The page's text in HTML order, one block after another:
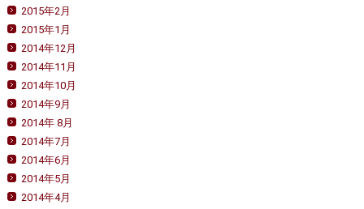
2015年2月
2015年1月
2014年12月
2014年11月
2014年10月
2014年9月
2014年 8月
2014年7月
2014年6月
2014年5月
2014年4月